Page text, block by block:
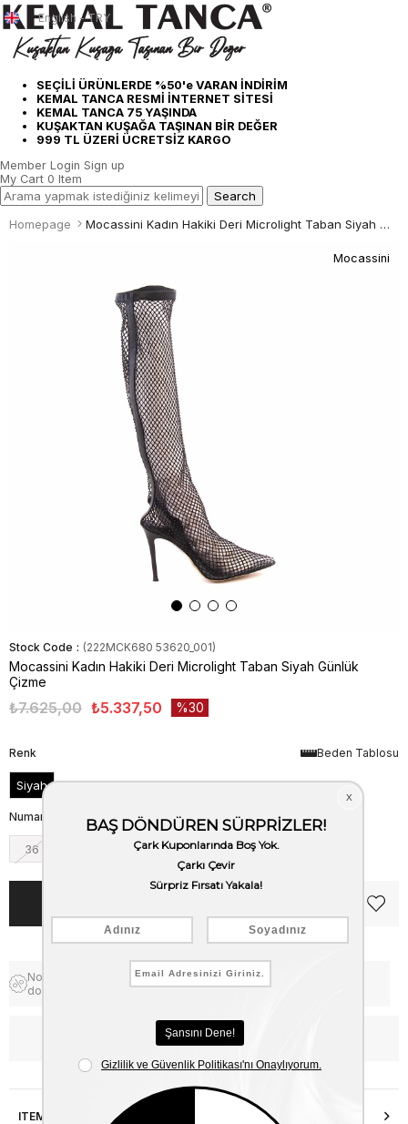
SEÇİLİ ÜRÜNLERDE %50'e VARAN İNDİRİM
KEMAL TANCA RESMİ İNTERNET SİTESİ
KEMAL TANCA 75 YAŞINDA
KUŞAKTAN KUŞAĞA TAŞINAN BİR DEĞER
999 TL ÜZERİ ÜCRETSİZ KARGO
English - TRY
Member Login Sign up
My Cart 0 Item
Homepage Mocassini Kadın Hakiki Deri Microlight Taban Siyah Günlük Çizme
Mocassini
Stock Code (222MCK680 53620_001)
Mocassini Kadın Hakiki Deri Microlight Taban Siyah Günlük
Çizme
₺7.625,00 ₺5.337,50 30
Beden Tablosu
Renk
Siyah
Numara
36 38 39 40
Notify me when the price goes
down
Free Shipping
WhatsApp’tan Bilgi Al
ITEM FEATURES